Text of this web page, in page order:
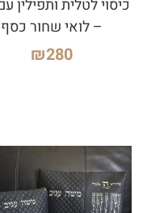
כיסוי לטלית ותפילין
– לואי שחור כסף
₪280